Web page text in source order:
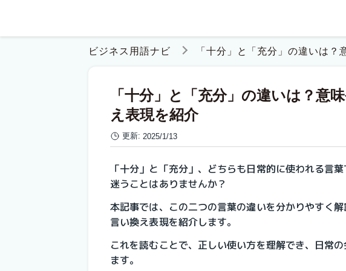
ビジネス用語ナビ 「十分」と「充分」の違いは
「十分」と「充分」の違いは？意
え表現を紹介
更新: 2025/1/13
「十分」と「充分」、どちらも日常的に使われる言
迷うことはありませんか？
本記事では、この二つの言葉の違いを分かりやすく
言い換え表現を紹介します。
これを読むことで、正しい使い方を理解でき、日常
ます。